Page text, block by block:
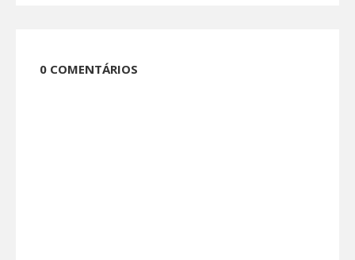
0 COMENTÁRIOS